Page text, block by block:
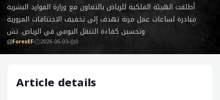
أطلقت الهيئة الملكية للرياض بالتعاون مع وزارة الموارد البشرية
مبادرة لساعات عمل مرنة تهدف إلى تخفيف الاختناقات المرورية
وتحسين كفاءة التنقل اليومي في الرياض. تش
ForexEF 2026-06-03 0
Article details